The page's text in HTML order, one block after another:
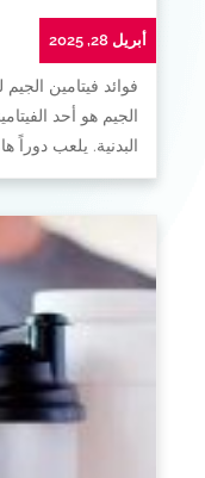
أبريل 28, 2025
فوائد فيتامين
الجيم هو أحد
البدنية. يلعب دوراً